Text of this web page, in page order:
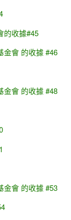
的收據#45
金會 的收據 #46
金會 的收據 #48
金會 的收據 #53